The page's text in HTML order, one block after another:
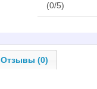
(0/5)
Отзывы (0)